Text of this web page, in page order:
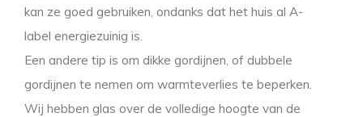
kan ze goed gebruiken, ondanks dat het huis al A-
label energiezuinig is.
Een andere tip is om dikke gordijnen, of dubbele
gordijnen te nemen om warmteverlies te beperken.
Wij hebben glas over de volledige hoogte van de